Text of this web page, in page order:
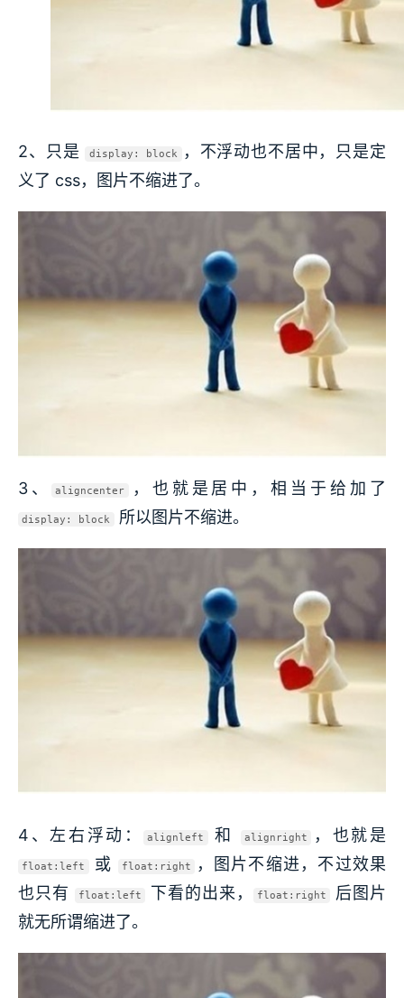
2、只是 display: block
，不浮动也不居中，只是定
义了 css，图片不缩进了。
3、 aligncenter ，也就是居中，相当于给加了
display: block 所以图片不缩进。
4、左右浮动： alignleft 和 alignright ，也就是
float:left 或 float:right
，图片不缩进，不过效果
也只有
float:left 下看的出来， float:right
后图片
就无所谓缩进了。